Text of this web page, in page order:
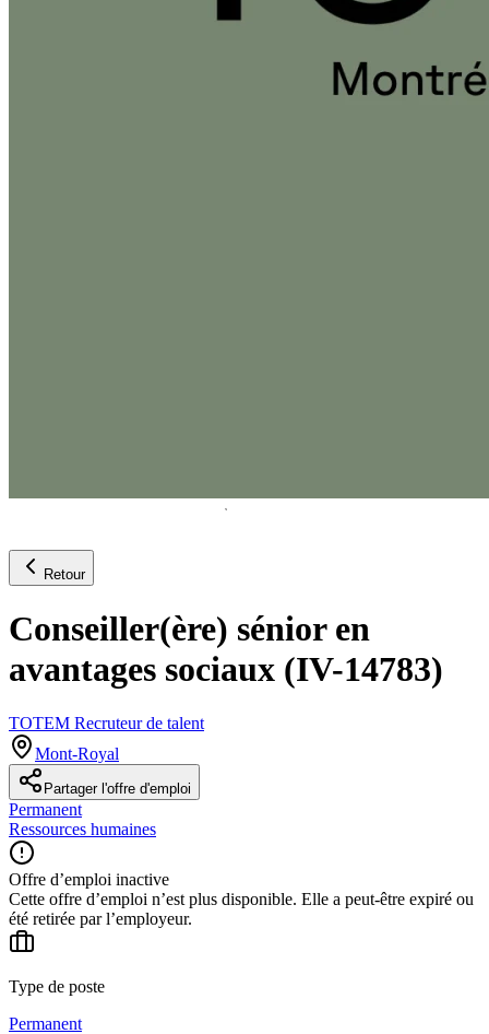
Retour
Conseiller(ère) sénior en
avantages sociaux (IV-14783)
TOTEM Recruteur de talent
Mont-Royal
Partager l'offre d'emploi
Permanent
Ressources humaines
Offre d’emploi inactive
Cette offre d’emploi n’est plus disponible. Elle a peut-être expiré ou
été retirée par l’employeur.
Type de poste
Permanent